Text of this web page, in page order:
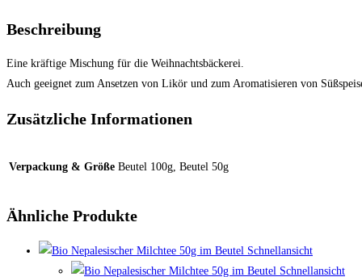
Beschreibung
Eine kräftige Mischung für die Weihnachtsbäckerei.
Auch geeignet zum Ansetzen von Likör und zum Aromatisieren von
Zusätzliche Informationen
Verpackung & Größe Beutel 100g, Beutel 50g
Ähnliche Produkte
Schnellansicht
Schnellansicht